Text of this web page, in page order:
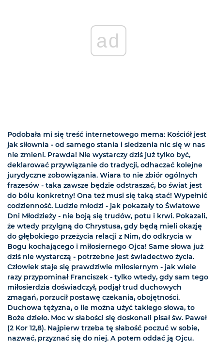
ad
Podobała mi się treść internetowego mema: Kościół jest
jak siłownia - od samego stania i siedzenia nic się w nas
nie zmieni. Prawda! Nie wystarczy dziś już tylko być,
deklarować przywiązanie do tradycji, odhaczać kolejne
jurydyczne zobowiązania. Wiara to nie zbiór ogólnych
frazesów - taka zawsze będzie odstraszać, bo świat jest
do bólu konkretny! Ona też musi się taką stać! Wypełnić
codzienność. Ludzie młodzi - jak pokazały to Światowe
Dni Młodzieży - nie boją się trudów, potu i krwi. Pokazali,
że wtedy przylgną do Chrystusa, gdy będą mieli okazję
do głębokiego przeżycia relacji z Nim, do odkrycia w
Bogu kochającego i miłosiernego Ojca! Same słowa już
dziś nie wystarczą - potrzebne jest świadectwo życia.
Człowiek staje się prawdziwie miłosiernym - jak wiele
razy przypominał Franciszek - tylko wtedy, gdy sam tego
miłosierdzia doświadczył, podjął trud duchowych
zmagań, porzucił postawę czekania, obojętności.
Duchowa tężyzna, o ile można użyć takiego słowa, to
Boże dzieło. Moc w słabości się doskonali pisał św. Paweł
(2 Kor 12,8). Najpierw trzeba tę słabość poczuć w sobie,
nazwać, przyznać się do niej. A potem oddać ją Ojcu.